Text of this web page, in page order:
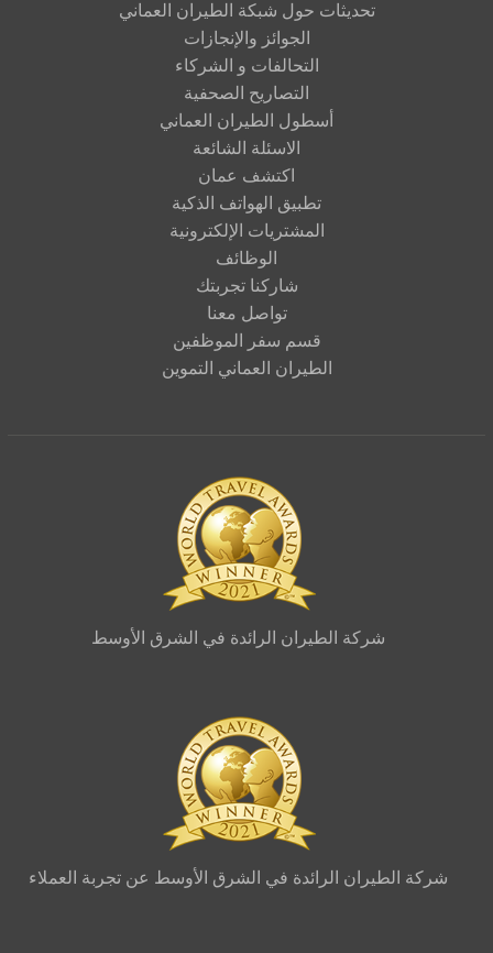
تحديثات حول شبكة الطيران العماني
الجوائز والإنجازات
التحالفات و الشركاء
التصاريح الصحفية
أسطول الطيران العماني
الاسئلة الشائعة
اكتشف عمان
تطبيق الهواتف الذكية
المشتريات الإلكترونية
الوظائف
شاركنا تجربتك
تواصل معنا
قسم سفر الموظفين
الطيران العماني التموين
شركة الطيران الرائدة في الشرق الأوسط
شركة الطيران الرائدة في الشرق الأوسط عن تجربة العملاء